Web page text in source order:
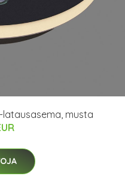
latausasema, musta